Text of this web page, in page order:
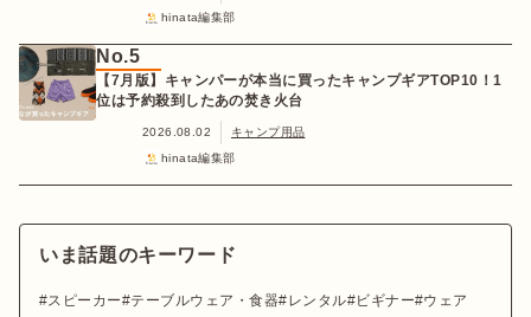
hinata編集部
No.5
【7月版】キャンパーが本当に買ったキャンプギアTOP10！1
位は予約殺到したあの焚き火台
2026.08.02
キャンプ用品
hinata編集部
いま話題のキーワード
スピーカー テーブルウェア・食器 レンタル ビギナー
ウェア